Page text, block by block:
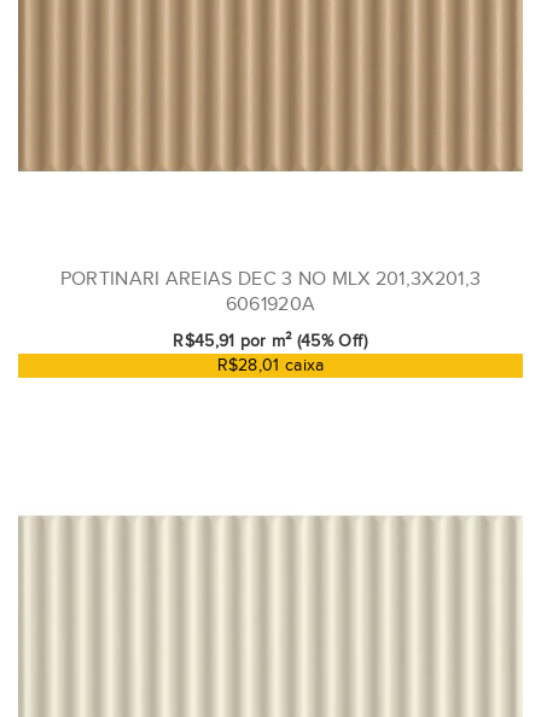
PORTINARI AREIAS DEC 3 NO MLX 201,3X201,3
6061920A
R$45,91 por m² (45% Off)
R$28,01 caixa